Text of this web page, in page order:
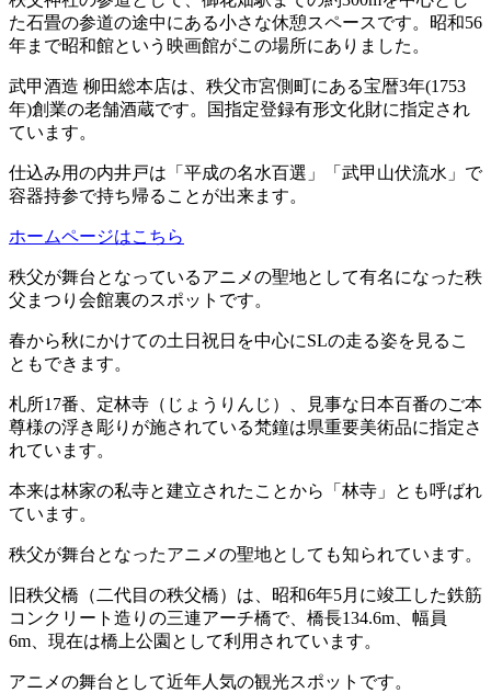
た石畳の参道の途中にある小さな休憩スペースです。昭和56
年まで昭和館という映画館がこの場所にありました。
武甲酒造 柳田総本店は、秩父市宮側町にある宝暦3年(1753
年)創業の老舗酒蔵です。国指定登録有形文化財に指定され
ています。
仕込み用の内井戸は「平成の名水百選」「武甲山伏流水」で
容器持参で持ち帰ることが出来ます。
ホームページはこちら
秩父が舞台となっているアニメの聖地として有名になった秩
父まつり会館裏のスポットです。
春から秋にかけての土日祝日を中心にSLの走る姿を見るこ
ともできます。
札所17番、定林寺（じょうりんじ）、見事な日本百番のご本
尊様の浮き彫りが施されている梵鐘は県重要美術品に指定さ
れています。
本来は林家の私寺と建立されたことから「林寺」とも呼ばれ
ています。
秩父が舞台となったアニメの聖地としても知られています。
旧秩父橋（二代目の秩父橋）は、昭和6年5月に竣工した鉄筋
コンクリート造りの三連アーチ橋で、橋長134.6m、幅員
6m、現在は橋上公園として利用されています。
アニメの舞台として近年人気の観光スポットです。